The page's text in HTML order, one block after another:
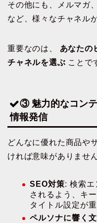
その他にも、メルマガ
など、様々なチャネル
重要なのは、 あなたの
チャネルを選ぶ ことで
③ 魅力的なコン
情報発信
どんなに優れた商品や
ければ意味がありません
SEO対策: 検索
されるよう、キ
タイトル設定が重
ペルソナに響く